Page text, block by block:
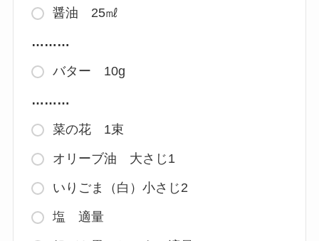
醤油 25㎖
………
バター 10g
………
菜の花 1束
オリーブ油 大さじ1
いりごま（白）小さじ2
塩 適量